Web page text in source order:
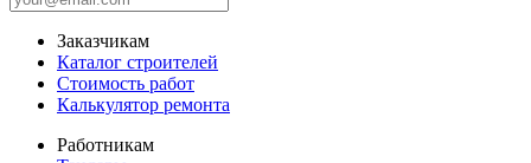
Заказчикам
Каталог строителей
Стоимость работ
Калькулятор ремонта
Работникам